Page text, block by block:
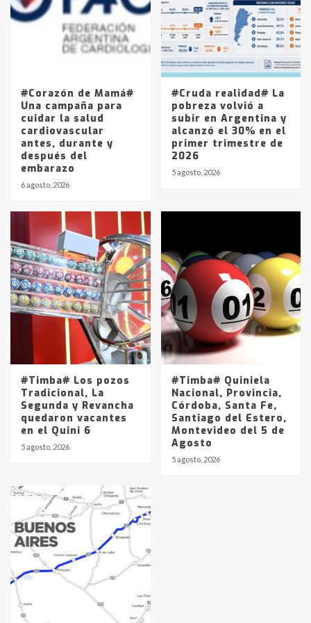
4
Los precios de los combustibles en
La Pampa, desde YPF hasta Axion
entre 857 a 1338 pesos
#Corazón de Mamá#
Una campaña para
cuidar la salud
cardiovascular
antes, durante y
después del
embarazo
6 agosto, 2026
#Cruda realidad# La
pobreza volvió a
subir en Argentina y
alcanzó el 30% en el
primer trimestre de
2026
5 agosto, 2026
#Timba# Los pozos
Tradicional, La
Segunda y Revancha
quedaron vacantes
en el Quini 6
5 agosto, 2026
#Timba# Quiniela
Nacional, Provincia,
Córdoba, Santa Fe,
Santiago del Estero,
Montevideo del 5 de
Agosto
5 agosto, 2026